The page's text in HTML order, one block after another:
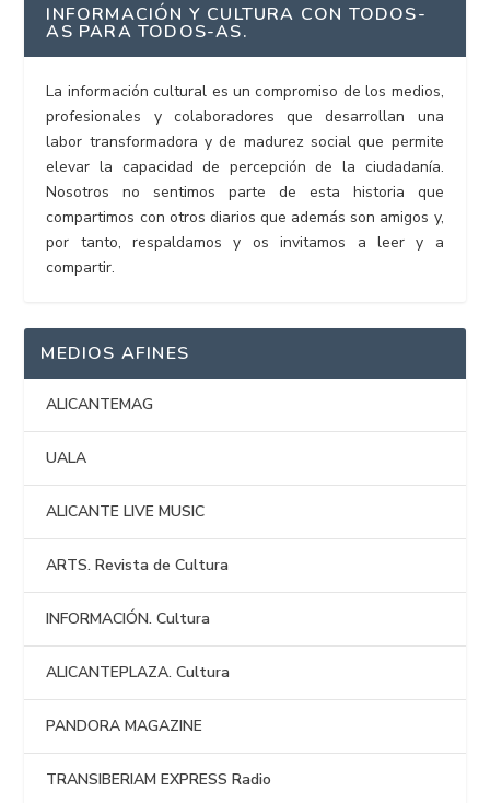
INFORMACIÓN Y CULTURA CON TODOS-
AS PARA TODOS-AS.
La información cultural es un compromiso de los medios,
profesionales y colaboradores que desarrollan una
labor transformadora y de madurez social que permite
elevar la capacidad de percepción de la ciudadanía.
Nosotros no sentimos parte de esta historia que
compartimos con otros diarios que además son amigos y,
por tanto, respaldamos y os invitamos a leer y a
compartir.
MEDIOS AFINES
ALICANTEMAG
UALA
ALICANTE LIVE MUSIC
ARTS. Revista de Cultura
INFORMACIÓN. Cultura
ALICANTEPLAZA. Cultura
PANDORA MAGAZINE
TRANSIBERIAM EXPRESS Radio